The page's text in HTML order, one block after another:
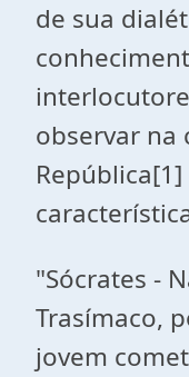
de sua
observar na
República[1]
"Sócrates -
Trasímaco,
jovem